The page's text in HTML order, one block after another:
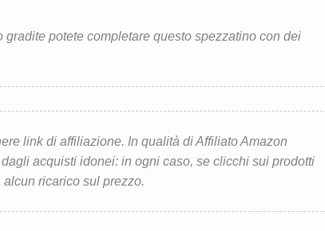
gradite potete completare questo spezzatino con dei
link di affiliazione. In qualità di Affiliato Amazon
acquisti idonei: in ogni caso, se clicchi sui prodotti
ricarico sul prezzo.